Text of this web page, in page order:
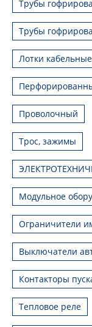
Трубы
Трубы
Лотки
Проволочный
Трос, зажимы
Модульное
Ограничители
Выключатели
Контакторы
Тепловое реле